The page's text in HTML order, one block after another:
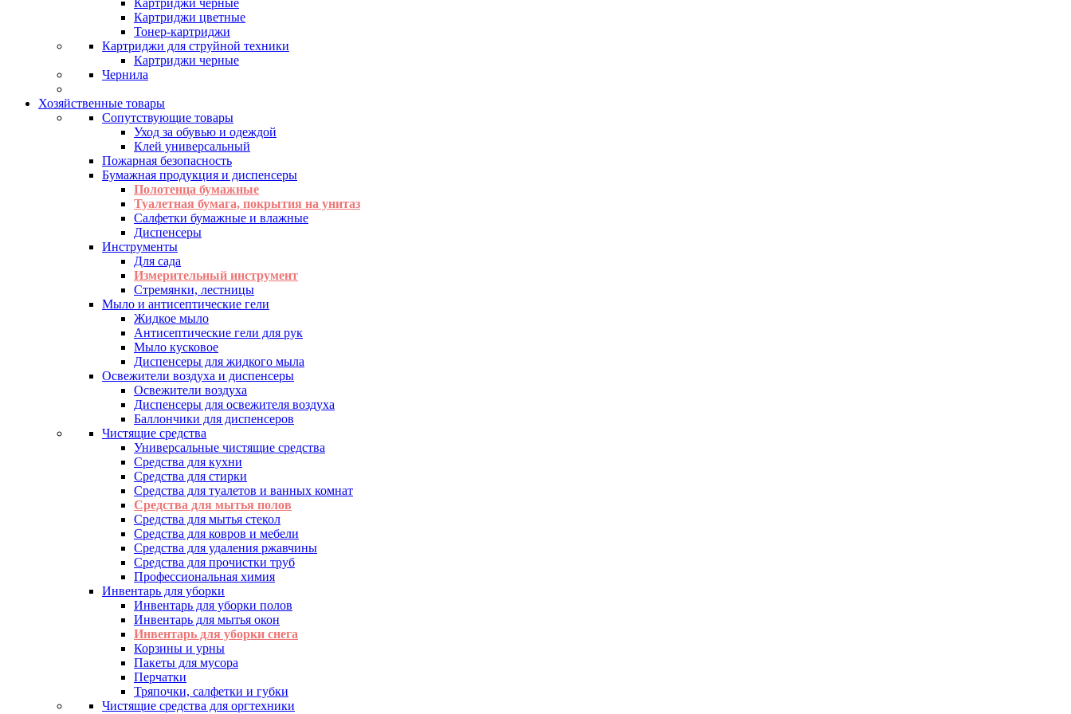
Картриджи черные
Картриджи цветные
Тонер-картриджи
Картриджи для струйной техники
Картриджи черные
Чернила
Хозяйственные товары
Сопутствующие товары
Уход за обувью и одеждой
Клей универсальный
Пожарная безопасность
Бумажная продукция и диспенсеры
Полотенца бумажные
Туалетная бумага, покрытия на унитаз
Салфетки бумажные и влажные
Диспенсеры
Инструменты
Для сада
Измерительный инструмент
Стремянки, лестницы
Мыло и антисептические гели
Жидкое мыло
Антисептические гели для рук
Мыло кусковое
Диспенсеры для жидкого мыла
Освежители воздуха и диспенсеры
Освежители воздуха
Диспенсеры для освежителя воздуха
Баллончики для диспенсеров
Чистящие средства
Универсальные чистящие средства
Средства для кухни
Средства для стирки
Средства для туалетов и ванных комнат
Средства для мытья полов
Средства для мытья стекол
Средства для ковров и мебели
Средства для удаления ржавчины
Средства для прочистки труб
Профессиональная химия
Инвентарь для уборки
Инвентарь для уборки полов
Инвентарь для мытья окон
Инвентарь для уборки снега
Корзины и урны
Пакеты для мусора
Перчатки
Тряпочки, салфетки и губки
Чистящие средства для оргтехники